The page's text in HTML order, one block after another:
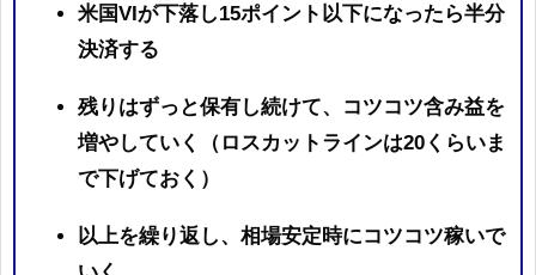
米国VIが下落し15ポイント以下になったら半分
決済する
残りはずっと保有し続けて、コツコツ含み益を
増やしていく（ロスカットラインは20くらいま
で下げておく）
以上を繰り返し、相場安定時にコツコツ稼いで